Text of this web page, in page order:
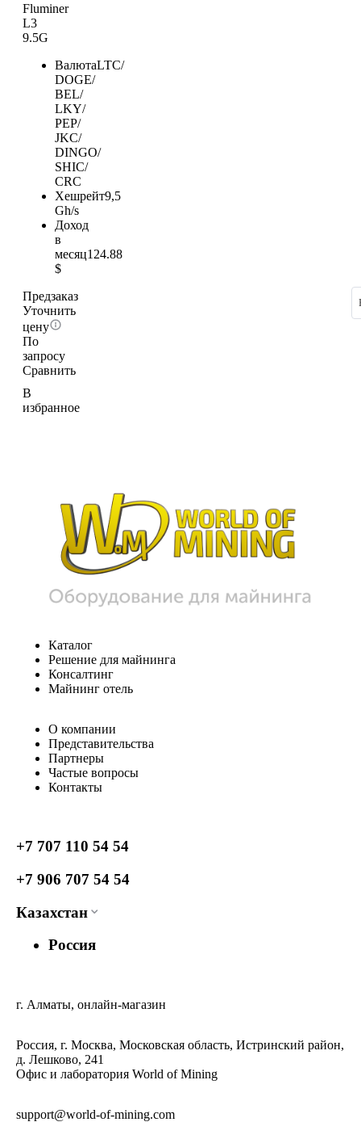
Fluminer
L3
9.5G
ВалютаLTC/
DOGE/
BEL/
LKY/
PEP/
JKC/
DINGO/
SHIC/
CRC
Хешрейт9,5
Gh/s
Доход
в
месяц124.88
$
Предзаказ
Уточнить
цену
По
запросу
Сравнить
В
избранное
Каталог
Решение для майнинга
Консалтинг
Майнинг отель
О компании
Представительства
Партнеры
Частые вопросы
Контакты
+7 707 110 54 54
+7 906 707 54 54
Казахстан
Россия
г. Алматы, онлайн-магазин
Россия, г. Москва, Московская область, Истринский район,
д. Лешково, 241
Офис и лаборатория World of Mining
support@world-of-mining.com